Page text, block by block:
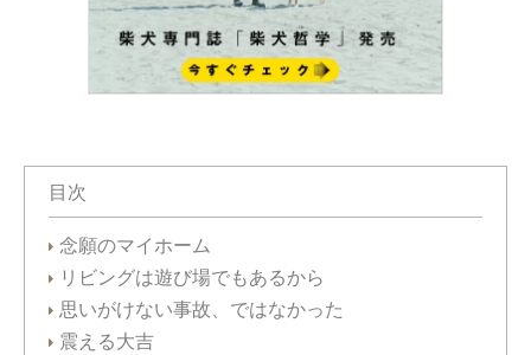
目次
念願のマイホーム
リビングは遊び場でもあるから
思いがけない事故、ではなかった
震える大吉